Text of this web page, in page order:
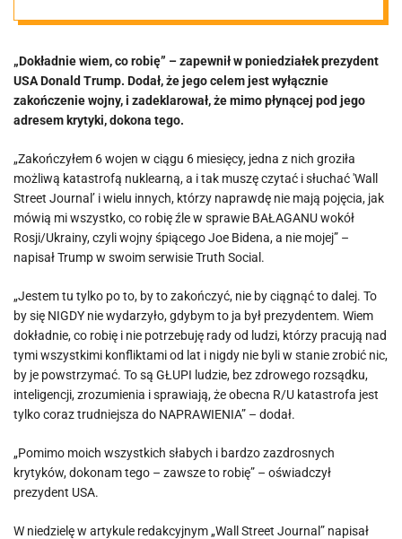
Ukrainy jak
zawsze
zapewnia,
Trump
krytykuje
prowojenne i
prokijowskie
media
„Dokładnie wiem, co robię” – zapewnił w poniedziałek prezydent
USA Donald Trump. Dodał, że jego celem jest wyłącznie
zakończenie wojny, i zadeklarował, że mimo płynącej pod jego
adresem krytyki, dokona tego.
„Zakończyłem 6 wojen w ciągu 6 miesięcy, jedna z nich groziła
możliwą katastrofą nuklearną, a i tak muszę czytać i słuchać 'Wall
Street Journal’ i wielu innych, którzy naprawdę nie mają pojęcia, jak
mówią mi wszystko, co robię źle w sprawie BAŁAGANU wokół
Rosji/Ukrainy, czyli wojny śpiącego Joe Bidena, a nie mojej” –
napisał Trump w swoim serwisie Truth Social.
„Jestem tu tylko po to, by to zakończyć, nie by ciągnąć to dalej. To
by się NIGDY nie wydarzyło, gdybym to ja był prezydentem. Wiem
dokładnie, co robię i nie potrzebuję rady od ludzi, którzy pracują nad
tymi wszystkimi konfliktami od lat i nigdy nie byli w stanie zrobić nic,
by je powstrzymać. To są GŁUPI ludzie, bez zdrowego rozsądku,
inteligencji, zrozumienia i sprawiają, że obecna R/U katastrofa jest
tylko coraz trudniejsza do NAPRAWIENIA” – dodał.
„Pomimo moich wszystkich słabych i bardzo zazdrosnych
krytyków, dokonam tego – zawsze to robię” – oświadczył
prezydent USA.
W niedzielę w artykule redakcyjnym „Wall Street Journal” napisał